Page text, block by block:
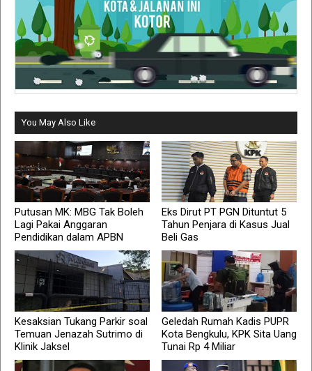
You May Also Like
Putusan MK: MBG Tak Boleh
Lagi Pakai Anggaran
Pendidikan dalam APBN
Eks Dirut PT PGN Dituntut 5
Tahun Penjara di Kasus Jual
Beli Gas
Kesaksian Tukang Parkir soal
Temuan Jenazah Sutrimo di
Klinik Jaksel
Geledah Rumah Kadis PUPR
Kota Bengkulu, KPK Sita Uang
Tunai Rp 4 Miliar